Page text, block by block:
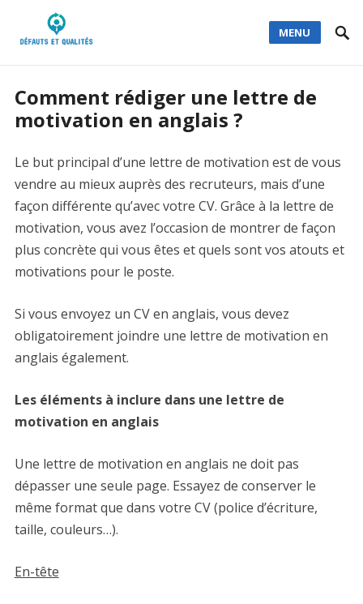
MENU
Comment rédiger une lettre de
motivation en anglais ?
Le but principal d’une lettre de motivation est de vous
vendre au mieux auprès des recruteurs, mais d’une
façon différente qu’avec votre CV. Grâce à la lettre de
motivation, vous avez l’occasion de montrer de façon
plus concrète qui vous êtes et quels sont vos atouts et
motivations pour le poste.
Si vous envoyez un CV en anglais, vous devez
obligatoirement joindre une lettre de motivation en
anglais également.
Les éléments à inclure dans une lettre de
motivation en anglais
Une lettre de motivation en anglais ne doit pas
dépasser une seule page. Essayez de conserver le
même format que dans votre CV (police d’écriture,
taille, couleurs…).
En-tête